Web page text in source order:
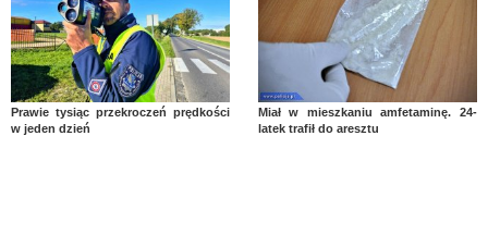
Prawie tysiąc przekroczeń prędkości
w jeden dzień
Miał w mieszkaniu amfetaminę. 24-
latek trafił do aresztu